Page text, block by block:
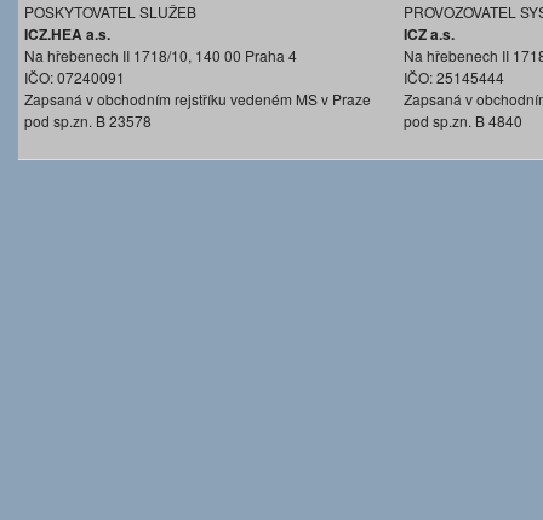
POSKYTOVATEL SLUŽEB
ICZ.HEA a.s.
Na hřebenech II 1718/10, 140 00 Praha 4
IČO: 07240091
Zapsaná v obchodním rejstříku vedeném MS v Praze
pod sp.zn. B 23578
PROVOZOVATEL
ICZ a.s.
Na hřebenech II
IČO: 25145444
Zapsaná v
pod sp.zn. B 4840